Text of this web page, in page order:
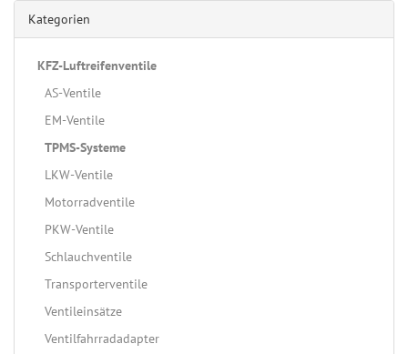
Kategorien
KFZ-Luftreifenventile
AS-Ventile
EM-Ventile
TPMS-Systeme
LKW-Ventile
Motorradventile
PKW-Ventile
Schlauchventile
Transporterventile
Ventileinsätze
Ventilfahrradadapter